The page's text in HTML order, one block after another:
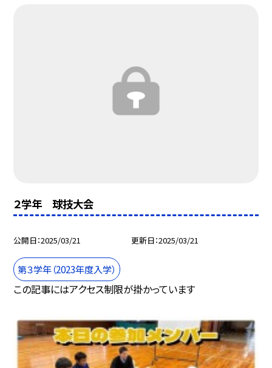
２学年 球技大会
公開日 2025/03/21 更新日 2025/03/21
第３学年（2023年度入学）
この記事にはアクセス制限が掛かっています